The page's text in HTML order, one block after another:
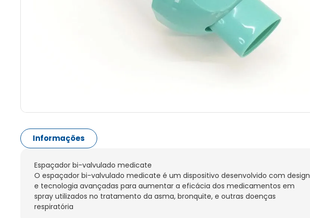
Informações
Espaçador bi-valvulado medicate
O espaçador bi-valvulado medicate é um dispositivo desenvolvido com design
e tecnologia avançadas para aumentar a eficácia dos medicamentos em
spray utilizados no tratamento da asma, bronquite, e outras doenças
respiratória